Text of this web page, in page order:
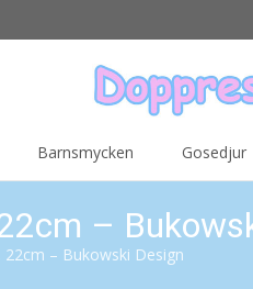
Barnsmycken Gosedjur
–
22cm – Bukowski Design